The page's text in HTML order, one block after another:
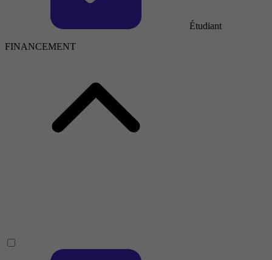
Étudiant
FINANCEMENT